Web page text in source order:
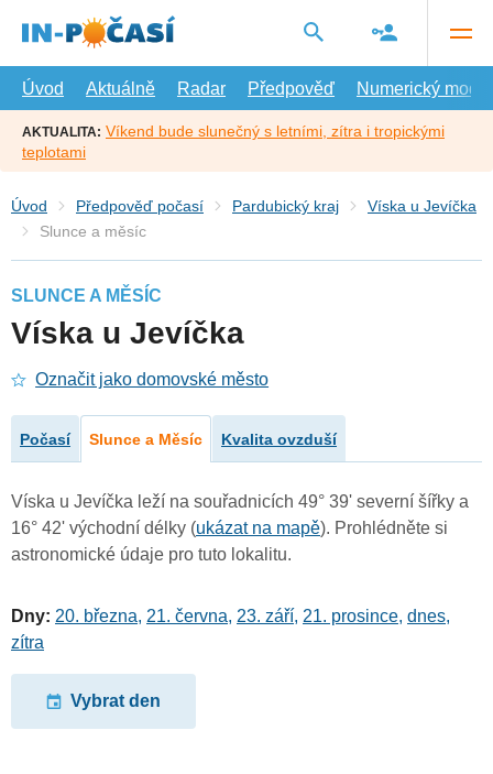
hlavní
Úvod
Aktuálně Radar Předpověď Numerický model
AKTUALITA: Víkend bude slunečný s letními, zítra i tropickými
teplotami
Úvod Předpověď počasí Pardubický kraj
Víska u Jevíčka
Slunce a měsíc
SLUNCE A MĚSÍC
Víska u Jevíčka
Označit jako domovské město
Počasí Slunce a Měsíc Kvalita ovzduší
Víska u Jevíčka leží na souřadnicích 49° 39' severní šířky a
16° 42' východní délky (ukázat na mapě). Prohlédněte si
astronomické údaje pro tuto lokalitu.
Dny: 20. března, 21. června, 23. září, 21. prosince, dnes,
zítra
Vybrat den